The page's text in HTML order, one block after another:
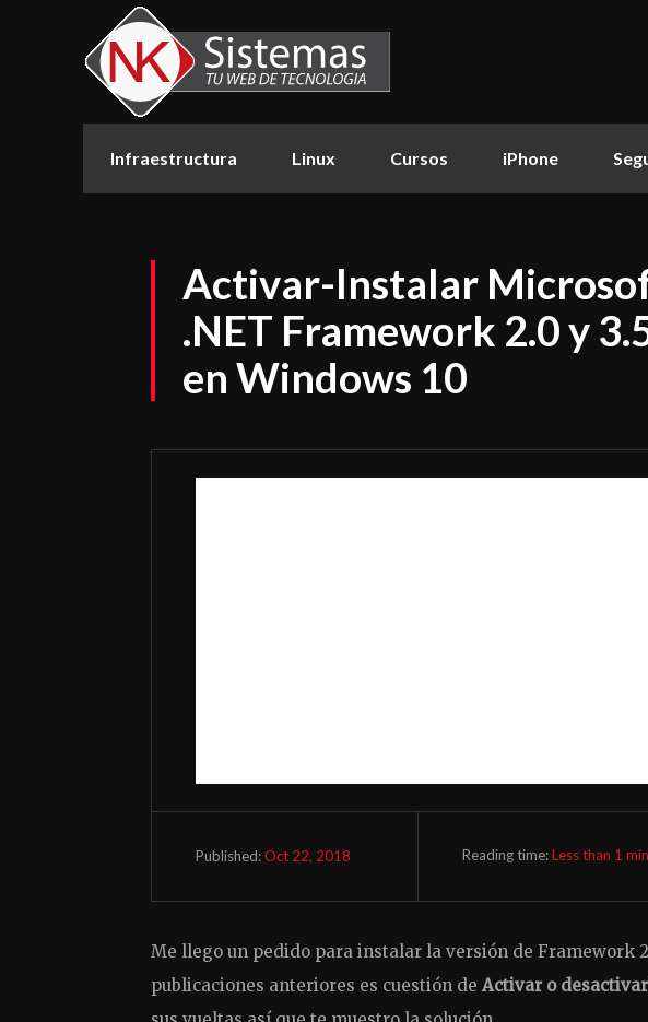
Infraestructura Linux Cursos iPhone
Activar-Instalar
.NET Framework 2.0 y
en Windows 10
Published:Oct 22, 2018 Reading time:Less than 1
Me llego un pedido para instalar la versión de Framework
publicaciones anteriores es cuestión de Activar o